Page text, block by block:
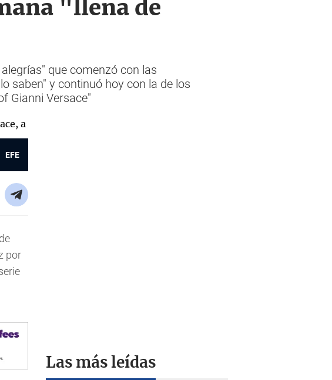
"llena de
que comenzó con las
saben" y continuó hoy con la de los
Gianni Versace"
EFE
por
Las más leídas